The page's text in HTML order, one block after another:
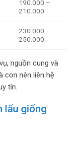
190.000 –
210.000
230.000 –
250.000
nguồn cung và
con nên liên hệ
tín.
lấu giống